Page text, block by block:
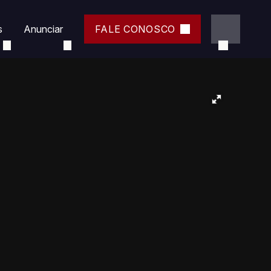
FALE CONOSCO
Anunciar